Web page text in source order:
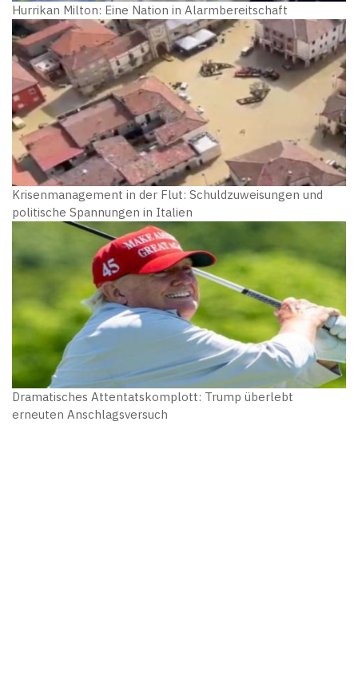
Hurrikan Milton: Eine Nation in Alarmbereitschaft
Krisenmanagement in der Flut: Schuldzuweisungen und
politische Spannungen in Italien
Dramatisches Attentatskomplott: Trump überlebt
erneuten Anschlagsversuch